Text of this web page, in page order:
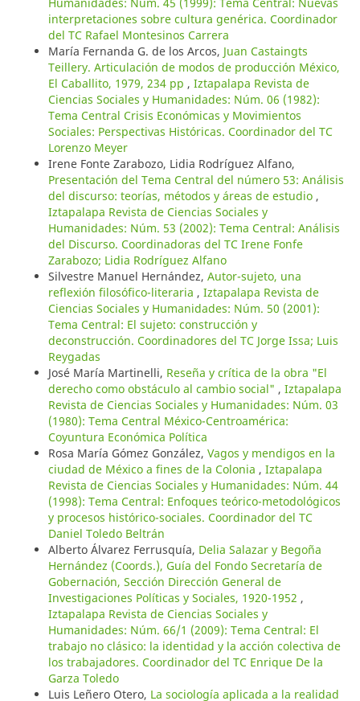
interpretaciones sobre cultura genérica. Coordinador
del TC Rafael Montesinos Carrera
María Fernanda G. de los Arcos, Juan Castaingts
Teillery. Articulación de modos de producción México,
El Caballito, 1979, 234 pp , Iztapalapa Revista de
Ciencias Sociales y Humanidades: Núm. 06 (1982):
Tema Central Crisis Económicas y Movimientos
Sociales: Perspectivas Históricas. Coordinador del TC
Lorenzo Meyer
Irene Fonte Zarabozo, Lidia Rodríguez Alfano,
Presentación del Tema Central del número 53: Análisis
del discurso: teorías, métodos y áreas de estudio ,
Iztapalapa Revista de Ciencias Sociales y
Humanidades: Núm. 53 (2002): Tema Central: Análisis
del Discurso. Coordinadoras del TC Irene Fonfe
Zarabozo; Lidia Rodríguez Alfano
Silvestre Manuel Hernández, Autor-sujeto, una
reflexión filosófico-literaria , Iztapalapa Revista de
Ciencias Sociales y Humanidades: Núm. 50 (2001):
Tema Central: El sujeto: construcción y
deconstrucción. Coordinadores del TC Jorge Issa; Luis
Reygadas
José María Martinelli, Reseña y crítica de la obra "El
derecho como obstáculo al cambio social" , Iztapalapa
Revista de Ciencias Sociales y Humanidades: Núm. 03
(1980): Tema Central México-Centroamérica:
Coyuntura Económica Política
Rosa María Gómez González, Vagos y mendigos en la
ciudad de México a fines de la Colonia , Iztapalapa
Revista de Ciencias Sociales y Humanidades: Núm. 44
(1998): Tema Central: Enfoques teórico-metodológicos
y procesos histórico-sociales. Coordinador del TC
Daniel Toledo Beltrán
Alberto Álvarez Ferrusquía, Delia Salazar y Begoña
Hernández (Coords.), Guía del Fondo Secretaría de
Gobernación, Sección Dirección General de
Investigaciones Políticas y Sociales, 1920-1952 ,
Iztapalapa Revista de Ciencias Sociales y
Humanidades: Núm. 66/1 (2009): Tema Central: El
trabajo no clásico: la identidad y la acción colectiva de
los trabajadores. Coordinador del TC Enrique De la
Garza Toledo
Luis Leñero Otero, La sociología aplicada a la realidad